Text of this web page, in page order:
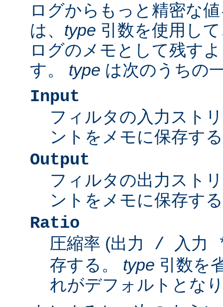
ログからもっと精密な
は、 type 引数を使用し
ログのメモとして残す
す。 type は次のうちの
Input
フィルタの入力スト
ントをメモに保存す
Output
フィルタの出力スト
ントをメモに保存す
Ratio
圧縮率 (出力 / 入力
存する。 type 引数を
れがデフォルトとな